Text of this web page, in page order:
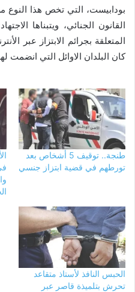
بودابيست، التي تخص هذا النوع
القانون الجنائي، ويتبناها
المتعلقة بجرائم الابتزاز عبر
كان البلدان الاوائل التي انضمت
طنجة.. توقيف 5 أشخاص بعد
تورطهم في قضية ابتزاز جنسي
الحبس النافذ لأستاذ متقاعد
تحرش بتلميذة قاصر عبر